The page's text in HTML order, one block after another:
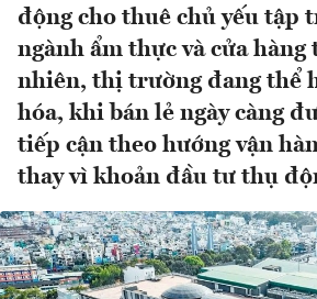
động cho thuê chủ yếu tập
ngành ẩm thực và cửa
nhiên, thị trường đang thể
hóa, khi bán lẻ ngày càng
tiếp cận theo hướng vận
thay vì khoản đầu tư thụ